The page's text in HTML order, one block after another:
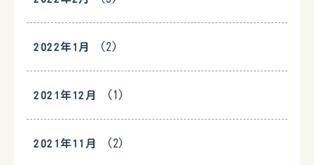
2022年1月 (2)
2021年12月 (1)
2021年11月 (2)